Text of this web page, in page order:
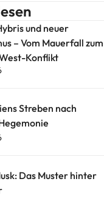
und neuer
– Vom Mauerfall zum
Konflikt
Streben nach
Das Muster hinter